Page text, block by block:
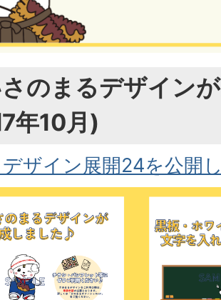
のまるデザイン
年10月)
ザイン展開24を公開